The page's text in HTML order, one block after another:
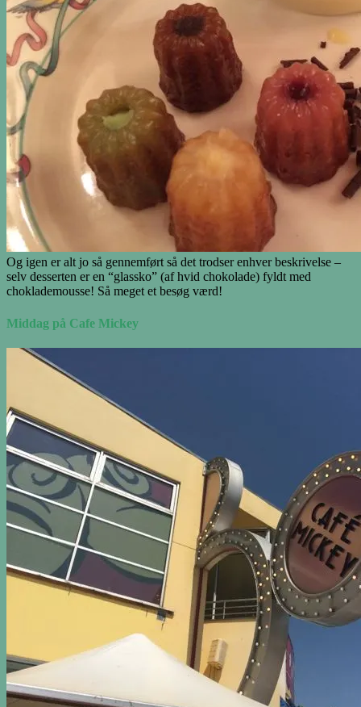
Og igen er alt jo så gennemført så det trodser enhver beskrivelse –
selv desserten er en “glassko” (af hvid chokolade) fyldt med
choklademousse! Så meget et besøg værd!
Middag på Cafe Mickey